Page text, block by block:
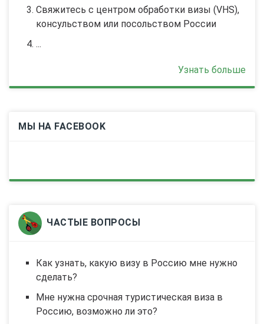
Свяжитесь с центрoм обработки визы (VHS),
консульством или посольством России
...
Узнать больше
МЫ НА FACEBOOK
ЧАСТЫЕ ВОПРОСЫ
Как узнать, какую визу в Россию мне нужно
сделать?
Мне нужна срочная туристическая виза в
Россию, возможно ли это?